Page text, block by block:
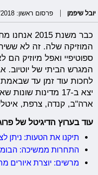
יובל שיפמן פרסום ראשון: 19/06/2018, 08:00
כבר משנת
המוזיקה שלה. זה לא
ספוטיפיי ואפל מיוזיק
המגרש הביתי של יוטיוב.
לחכות עוד זמן עד שבאמת
יצא ב-17 מדינות
ארה"ב, קנדה, צרפת,
עוד בערוץ הדיגיטל של
תיקנו את הטעות: ניתן
התחרות ממשיכה:
מרשים: יוצרת איורים